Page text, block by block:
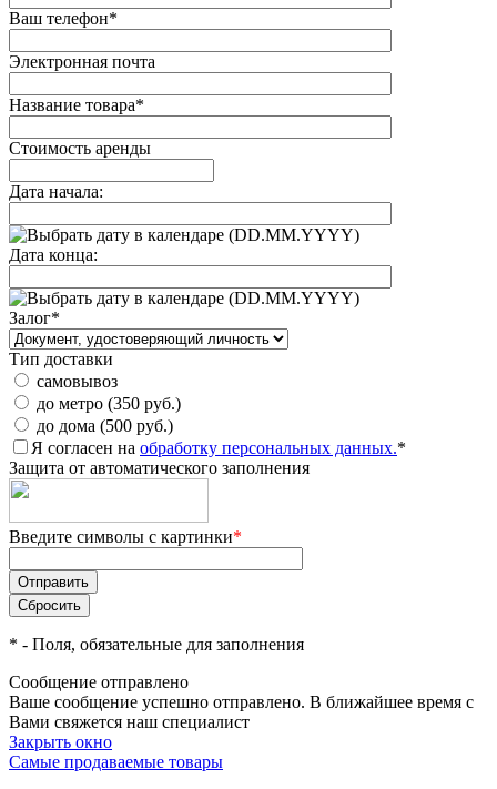
Ваш телефон*
Электронная почта
Название товара*
Стоимость аренды
Дата начала:
(DD.MM.YYYY)
Дата конца:
(DD.MM.YYYY)
Залог*
Тип доставки
самовывоз
до метро (350 руб.)
до дома (500 руб.)
Я согласен на обработку персональных данных.*
Защита от автоматического заполнения
Введите символы с картинки*
* - Поля, обязательные для заполнения
Сообщение отправлено
Ваше сообщение успешно отправлено. В ближайшее время с
Вами свяжется наш специалист
Закрыть окно
Самые продаваемые товары